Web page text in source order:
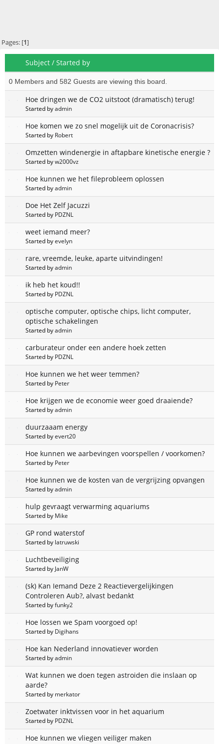
Pages: [1]
Subject / Started by
0 Members and 582 Guests are viewing this board.
Hoe dringen we de CO2 uitstoot (dramatisch) terug!
Started byadmin
Hoe komen we zo snel mogelijk uit de Coronacrisis?
Started by Robert
Omzetten windenergie in aftapbare kinetische energie ?
Started byw2000vz
Hoe kunnen we het fileprobleem oplossen
Started byadmin
Doe Het Zelf Jacuzzi
Started by PDZNL
weet iemand meer?
Started byevelyn
rare, vreemde, leuke, aparte uitvindingen!
Started byadmin
ik heb het koud!!
Started by PDZNL
optische computer, optische chips, licht computer,
optische schakelingen
Started byadmin
carburateur onder een andere hoek zetten
Started by PDZNL
Hoe kunnen we het weer temmen?
Started by Peter
Hoe krijgen we de economie weer goed draaiende?
Started byadmin
duurzaaam energy
Started byevert20
Hoe kunnen we aarbevingen voorspellen / voorkomen?
Started by Peter
Hoe kunnen we de kosten van de vergrijzing opvangen
Started byadmin
hulp gevraagt verwarming aquariums
Started by Mike
GP rond waterstof
Started by latruwski
Luchtbeveiliging
Started by JanW
(sk) Kan Iemand Deze 2 Reactievergelijkingen
Controleren Aub?, alvast bedankt
Started byfunky2
Hoe lossen we Spam voorgoed op!
Started by Digihans
Hoe kan Nederland innovatiever worden
Started byadmin
Wat kunnen we doen tegen astroiden die inslaan op
aarde?
Started by merkator
Zoetwater inktvissen voor in het aquarium
Started by PDZNL
Hoe kunnen we vliegen veiliger maken